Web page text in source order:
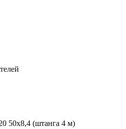
50х8,4 (штанга 4 м)